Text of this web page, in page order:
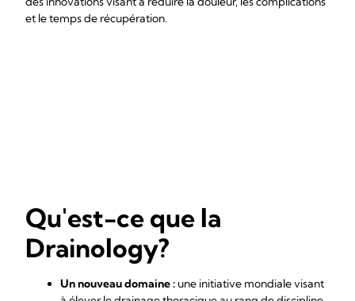
et le temps de récupération.
Qu'est-ce que la
Drainology?
Un nouveau domaine : une initiative mondiale visant